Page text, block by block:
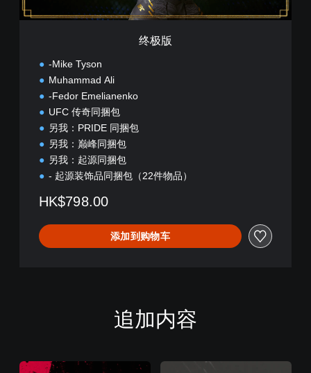
终极版
-Mike Tyson
Muhammad Ali
-Fedor Emelianenko
UFC 传奇同捆包
另我：PRIDE 同捆包
另我：巅峰同捆包
另我：起源同捆包
- 起源装饰品同捆包（22件物品）
HK$798.00
添加到购物车
追加内容